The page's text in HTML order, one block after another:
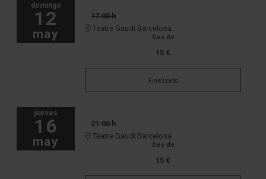
domingo
12
may
17:00 h
Teatre Gaudí Barcelona
Des de
15 €
Finalizado
jueves
16
may
21:00 h
Teatre Gaudí Barcelona
Des de
15 €